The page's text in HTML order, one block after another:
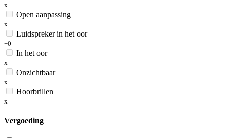
x
Open aanpassing
x
Luidspreker in het oor
+0
In het oor
x
Onzichtbaar
x
Hoorbrillen
x
Vergoeding